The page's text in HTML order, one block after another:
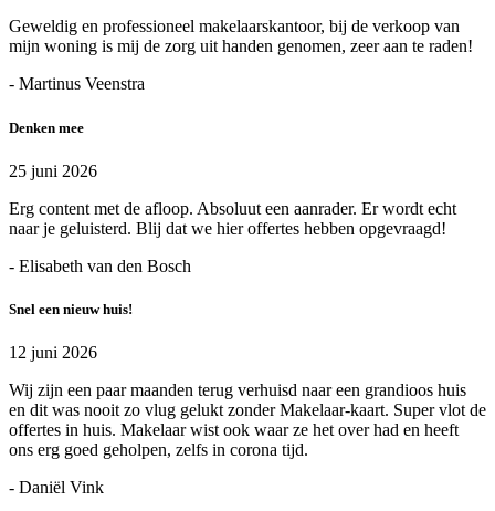
Geweldig en professioneel makelaarskantoor, bij de verkoop van
mijn woning is mij de zorg uit handen genomen, zeer aan te raden!
- Martinus Veenstra
Denken mee
25 juni 2026
Erg content met de afloop. Absoluut een aanrader. Er wordt echt
naar je geluisterd. Blij dat we hier offertes hebben opgevraagd!
- Elisabeth van den Bosch
Snel een nieuw huis!
12 juni 2026
Wij zijn een paar maanden terug verhuisd naar een grandioos huis
en dit was nooit zo vlug gelukt zonder Makelaar-kaart. Super vlot de
offertes in huis. Makelaar wist ook waar ze het over had en heeft
ons erg goed geholpen, zelfs in corona tijd.
- Daniël Vink